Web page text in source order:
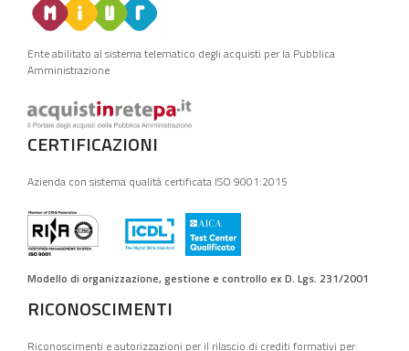
Ente abilitato al sistema telematico degli acquisti per la Pubblica
Amministrazione
CERTIFICAZIONI
Azienda con sistema qualità certificata ISO 9001:2015
Modello di organizzazione, gestione e controllo ex D. Lgs. 231/2001
RICONOSCIMENTI
Riconoscimenti e autorizzazioni per il rilascio di crediti formativi per: